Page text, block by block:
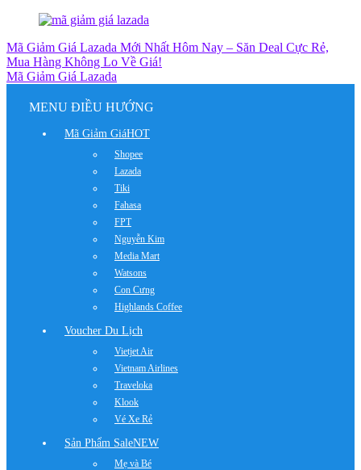
Mã Giảm Giá Lazada Mới Nhất Hôm Nay – Săn Deal Cực Rẻ,
Mua Hàng Không Lo Về Giá!
Mã Giảm Giá Lazada
MENU ĐIỀU HƯỚNG
Mã Giảm GiáHOT
Shopee
Lazada
Tiki
Fahasa
FPT
Nguyễn Kim
Media Mart
Watsons
Con Cưng
Highlands Coffee
Voucher Du Lịch
Vietjet Air
Vietnam Airlines
Traveloka
Klook
Vé Xe Rẻ
Sản Phẩm SaleNEW
Mẹ và Bé